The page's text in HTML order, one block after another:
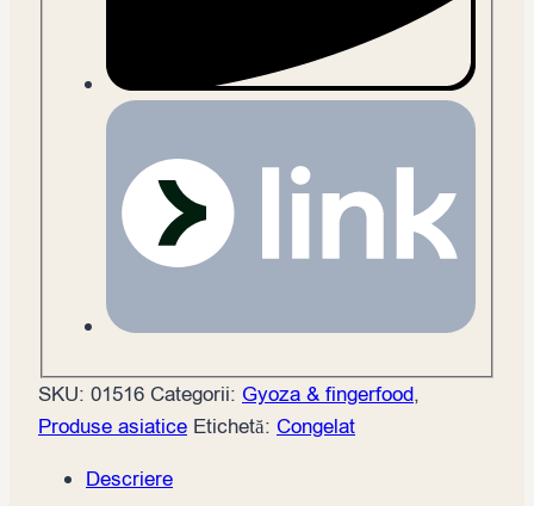
SKU: 01516 Categorii: Gyoza & fingerfood,
Produse asiatice Etichetă: Congelat
Descriere